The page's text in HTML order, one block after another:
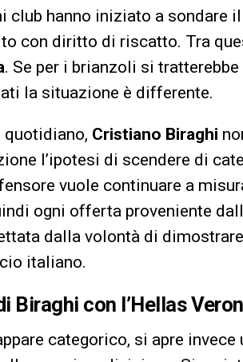
club hanno iniziato a sondare
con diritto di riscatto. Tra
. Se per i brianzoli si
la situazione è differente.
Cristiano Biraghi
l’ipotesi di scendere di
vuole continuare a
ogni offerta proveniente
dalla volontà di
italiano.
Biraghi con l’Hellas
categorico, si apre